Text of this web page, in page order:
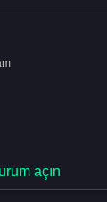
açın